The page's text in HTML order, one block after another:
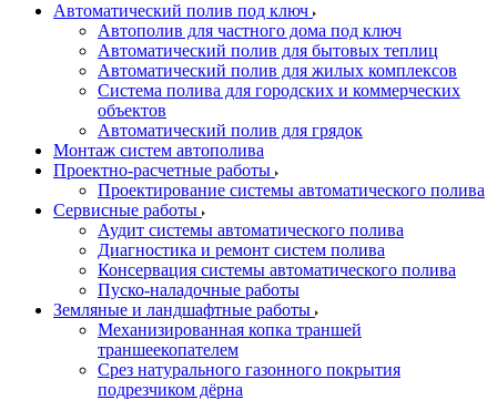
Автоматический полив под ключ
Автополив для частного дома под ключ
Автоматический полив для бытовых теплиц
Автоматический полив для жилых комплексов
Система полива для городских и коммерческих
объектов
Автоматический полив для грядок
Монтаж систем автополива
Проектно-расчетные работы
Проектирование системы автоматического полива
Сервисные работы
Аудит системы автоматического полива
Диагностика и ремонт систем полива
Консервация системы автоматического полива
Пуско-наладочные работы
Земляные и ландшафтные работы
Механизированная копка траншей
траншеекопателем
Срез натурального газонного покрытия
подрезчиком дёрна